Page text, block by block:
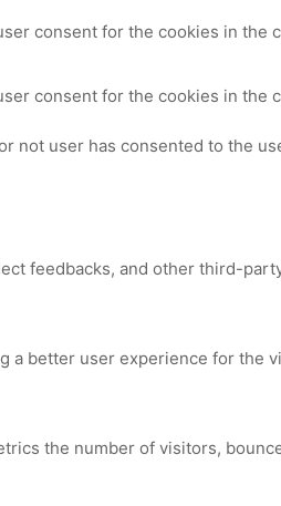
consent for the cookies in the
consent for the cookies in the
not user has consented to the
feedbacks, and other third-
a better user experience for the
the number of visitors,